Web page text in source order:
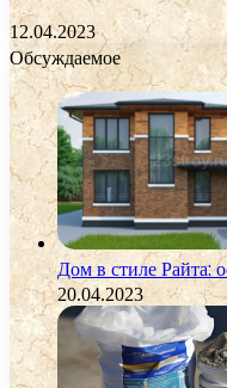
12.04.2023
Обсуждаемое
Дом в стиле Райта:
20.04.2023